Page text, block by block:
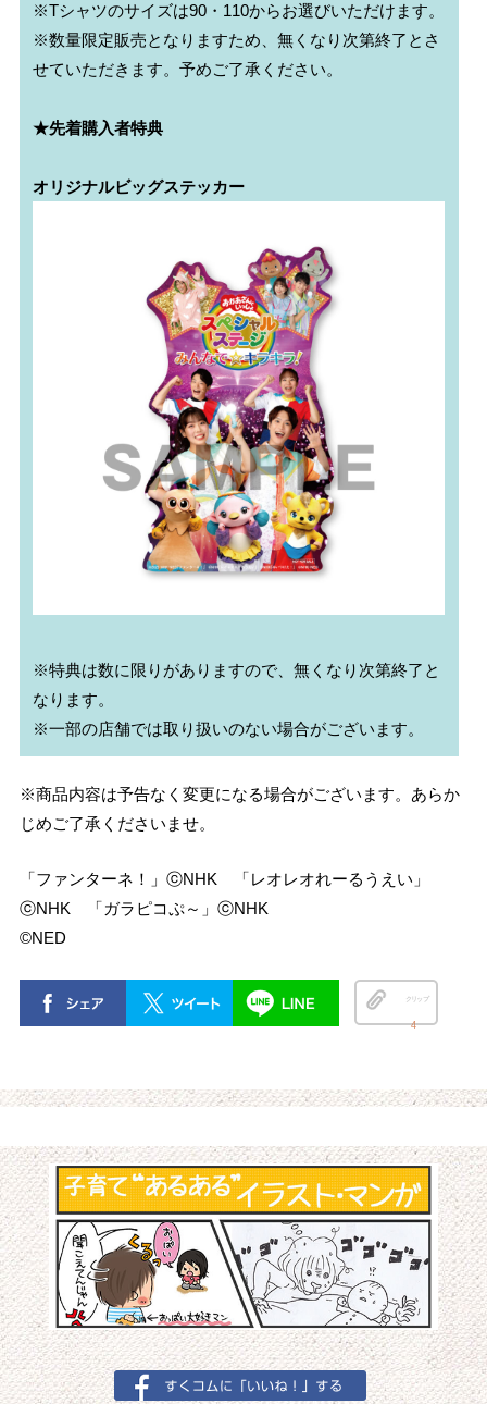
※Tシャツのサイズは90・110からお選びいただけます。
※数量限定販売となりますため、無くなり次第終了とさ
せていただきます。予めご了承ください。
★先着購入者特典
オリジナルビッグステッカー
※特典は数に限りがありますので、無くなり次第終了と
なります。
※商品内容は予告なく変更になる場合がございます。あらか
じめご了承くださいませ。
「ファンターネ！」ⓒNHK 「レオレオれーるうえい」
ⓒNHK 「ガラピコぷ～」ⓒNHK
©NED
クリップ
4